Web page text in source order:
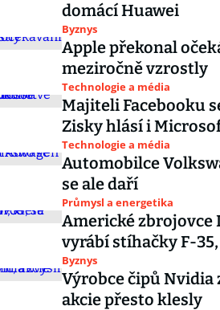
domácí Huawei
Byznys
Apple překonal
meziročně vzrostly
Technologie a média
Majiteli Facebooku
Zisky hlásí i
Technologie a média
Automobilce
se ale daří
Průmysl a energetika
Americké zbrojovce
vyrábí stíhačky F-
Byznys
Výrobce čipů Nvidia
akcie přesto klesly